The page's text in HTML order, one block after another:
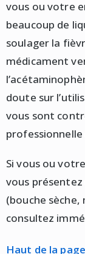
vous ou votre
beaucoup de
soulager la
médicament
doute sur
vous sont
Si vous ou
vous
(bouche
consultez
haut de la page